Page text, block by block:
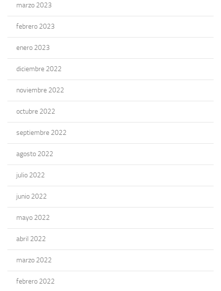
marzo 2023
febrero 2023
enero 2023
diciembre 2022
noviembre 2022
octubre 2022
septiembre 2022
agosto 2022
julio 2022
junio 2022
mayo 2022
abril 2022
marzo 2022
febrero 2022